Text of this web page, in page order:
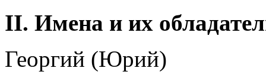
II. Имена и их
Георгий (Юрий)